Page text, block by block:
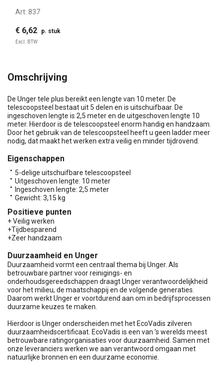
Art: 837
€ 6,62 p. stuk
Excl. BTW
Omschrijving
De Unger tele plus bereikt een lengte van 10 meter. De
telescoopsteel bestaat uit 5 delen en is uitschuifbaar. De
ingeschoven lengte is 2,5 meter en de uitgeschoven lengte 10
meter. Hierdoor is de telescoopsteel enorm handig en handzaam.
Door het gebruik van de telescoopsteel heeft u geen ladder meer
nodig, dat maakt het werken extra veilig en minder tijdrovend.
Eigenschappen
5-delige uitschuifbare telescoopsteel
Uitgeschoven lengte: 10 meter
Ingeschoven lengte: 2,5 meter
Gewicht: 3,15 kg
Positieve punten
+ Veilig werken
+Tijdbesparend
+Zeer handzaam
Duurzaamheid en Unger
Duurzaamheid vormt een centraal thema bij Unger. Als
betrouwbare partner voor reinigings- en
onderhoudsgereedschappen draagt Unger verantwoordelijkheid
voor het milieu, de maatschappij en de volgende generaties.
Daarom werkt Unger er voortdurend aan om in bedrijfsprocessen
duurzame keuzes te maken.
Hierdoor is Unger onderscheiden met het EcoVadis zilveren
duurzaamheidscertificaat. EcoVadis is een van ’s werelds meest
betrouwbare ratingorganisaties voor duurzaamheid. Samen met
onze leveranciers werken we aan verantwoord omgaan met
natuurlijke bronnen en een duurzame economie.